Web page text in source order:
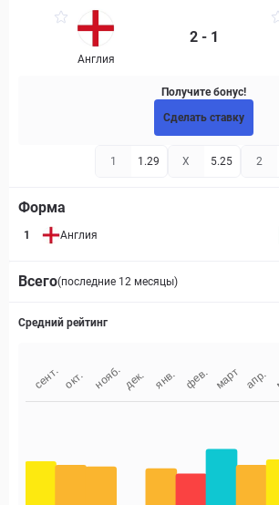
Англия
2 - 1
Получите бонус!
Сделать ставку
1 1.29 X 5.25 2
Форма
1 Англия
Всего(последние 12 месяцы)
Средний рейтинг